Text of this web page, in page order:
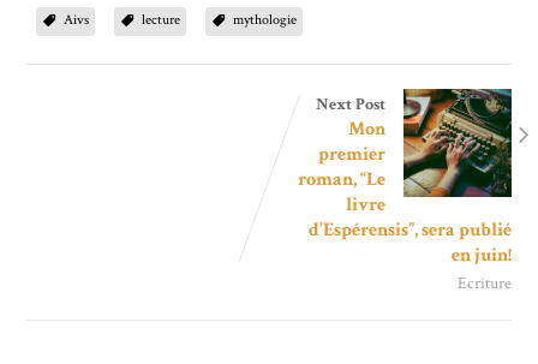
Aivs lecture mythologie
Next Post
Mon
premier
roman, “Le
livre
d’Espérensis”, sera publié
en juin!
Ecriture